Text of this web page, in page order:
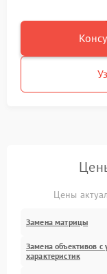
Цены
Замена матрицы
Замена объективов
характеристик